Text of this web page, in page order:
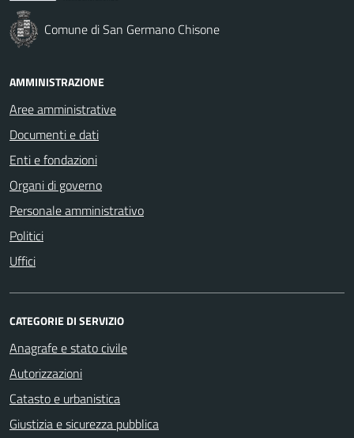
Comune di San Germano Chisone
AMMINISTRAZIONE
Aree amministrative
Documenti e dati
Enti e fondazioni
Organi di governo
Personale amministrativo
Politici
Uffici
CATEGORIE DI SERVIZIO
Anagrafe e stato civile
Autorizzazioni
Catasto e urbanistica
Giustizia e sicurezza pubblica